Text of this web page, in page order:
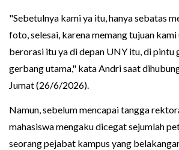
"Sebetulnya kami ya itu, hanya sebatas
foto, selesai, karena memang tujuan
berorasi itu ya di depan UNY itu, di pintu
gerbang utama," kata Andri saat
Jumat (26/6/2026).
Namun, sebelum mencapai tangga
mahasiswa mengaku dicegat sejumlah
seorang pejabat kampus yang